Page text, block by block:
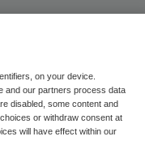
on your device.
and our partners process data
disabled, some content and
or withdraw consent at
will have effect within our